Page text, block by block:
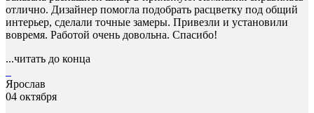
отлично. Дизайнер помогла подобрать расцветку под общий
интерьер, сделали точные замеры. Привезли и установили
вовремя. Работой очень довольна. Спасибо!
...читать до конца
Ярослав
04 октября